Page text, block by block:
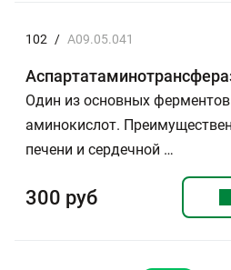
102 / A09.05.041
Один из основных
аминокислот.
печени и сердечной …
300 руб